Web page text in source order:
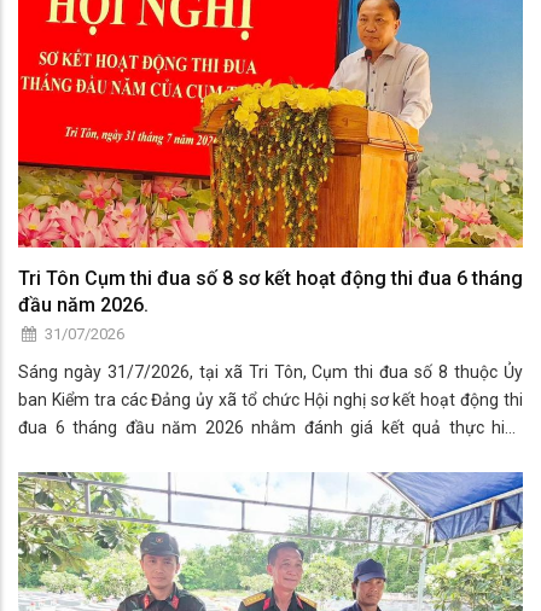
Tri Tôn Cụm thi đua số 8 sơ kết hoạt động thi đua 6 tháng
đầu năm 2026.
31/07/2026
Sáng ngày 31/7/2026, tại xã Tri Tôn, Cụm thi đua số 8 thuộc Ủy
ban Kiểm tra các Đảng ủy xã tổ chức Hội nghị sơ kết hoạt động thi
đua 6 tháng đầu năm 2026 nhằm đánh giá kết quả thực hiện
nhiệm vụ 6 tháng cuối năm 2026.